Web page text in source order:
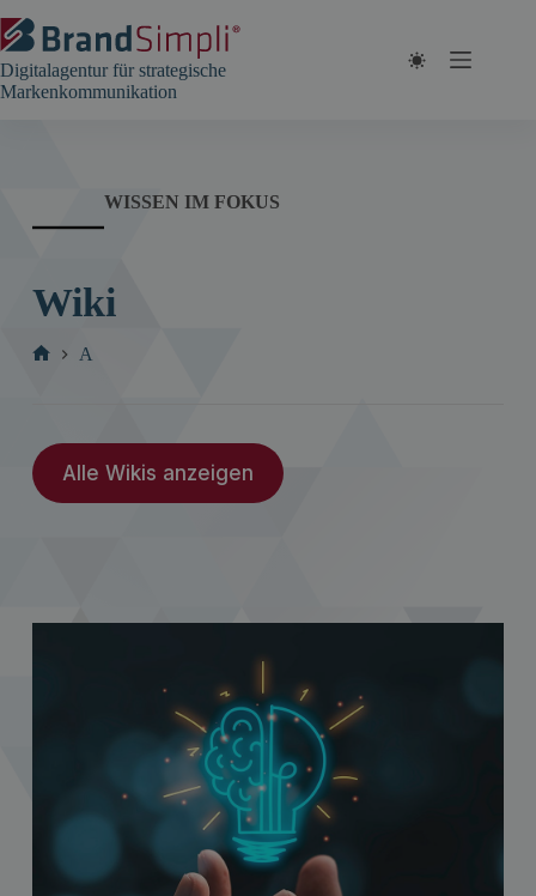
Inhalt
springen
Digitalagentur für strategische
Markenkommunikation
WISSEN IM FOKUS
Wiki
A
Alle Wikis anzeigen